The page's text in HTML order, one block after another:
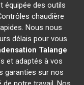
équipée des outils
chaudière
Nous nous
délais pour vous
Talange
et adaptés à vos
garanties sur nos